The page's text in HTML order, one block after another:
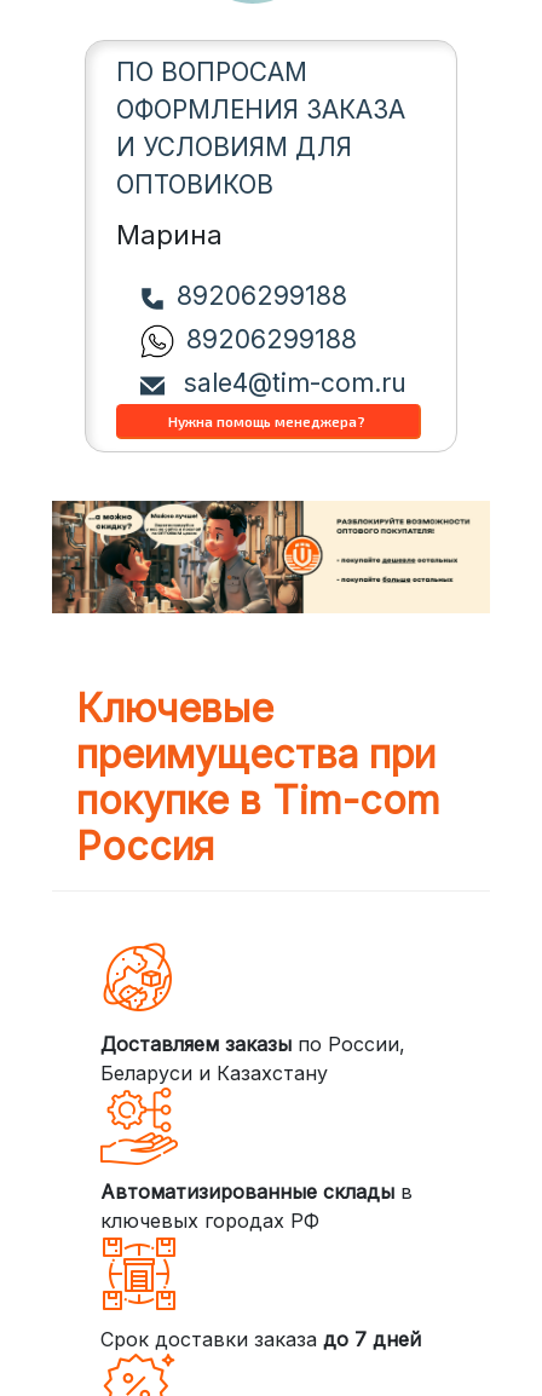
ПО ВОПРОСАМ
ОФОРМЛЕНИЯ ЗАКАЗА
И УСЛОВИЯМ ДЛЯ
ОПТОВИКОВ
Марина
89206299188
89206299188
sale4@tim-com.ru
Ключевые
преимущества при
покупке в Tim-com
Россия
Доставляем заказыпо России,
Беларуси и Казахстану
Автоматизированные складыв
ключевых городах РФ
Срок доставки заказа до 7 дней